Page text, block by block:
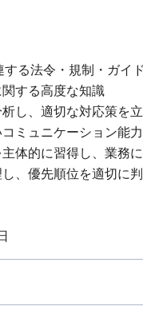
する法令・規制・ガイ
関する高度な知識
し、適切な対応策を
ミュニケーション能力
体的に習得し、業務
、優先順位を適切に